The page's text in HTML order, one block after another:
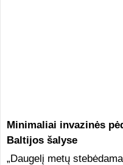
Minimaliai invazinės
Baltijos šalyse
„Daugelį metų